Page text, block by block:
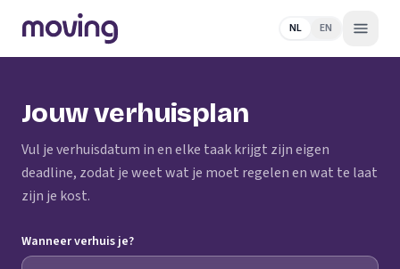
NL EN
Jouw verhuisplan
Vul je verhuisdatum in en elke taak krijgt zijn eigen
deadline, zodat je weet wat je moet regelen en wat te laat
zijn je kost.
Wanneer verhuis je?